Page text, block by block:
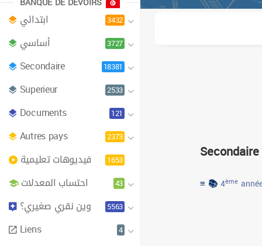
ابتدائي 3432
أساسي 3727
Secondaire 18381
Superieur 2533
Documents 121
Autres pays 2373
فيديوهات تعليمية 1653
احتساب المعدلات 43
وين نقري صغيري؟ 5563
Liens 4
Secondaire
≡ 📚4ème